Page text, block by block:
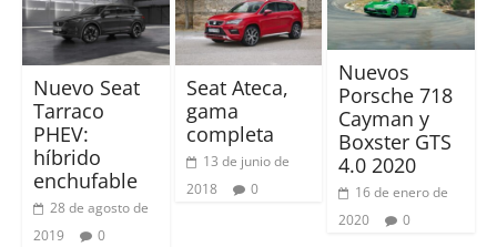
Nuevo Seat
Tarraco
PHEV:
híbrido
enchufable
28 de agosto de
2019
0
Seat Ateca,
gama
completa
13 de junio de
2018
0
Nuevos
Porsche 718
Cayman y
Boxster GTS
4.0 2020
16 de enero de
2020
0